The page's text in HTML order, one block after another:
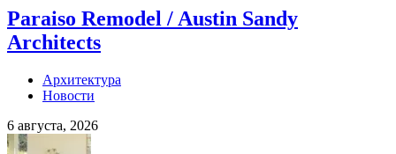
Paraiso Remodel / Austin Sandy
Architects
Архитектура
Новости
6 августа, 2026